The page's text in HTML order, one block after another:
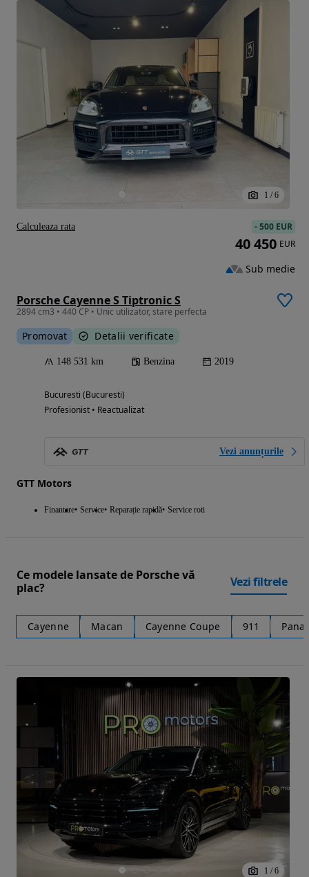
1 / 6
Porsche Cayenne S Tiptronic S
2894 cm3 • 440 CP • Unic utilizator, stare perfecta
Promovat Detalii verificate
148 531 km Benzina 2019
Bucuresti (Bucuresti)
Profesionist • Reactualizat
Vezi anunțurile
GTT Motors
Finantare Service Reparație rapidă Service roti
-500 EUR
40 450 EUR
Sub medie
Calculeaza rata
Ce modele lansate de Porsche vă
plac?
Vezi filtrele
Cayenne Macan Cayenne Coupe 911
1 / 6